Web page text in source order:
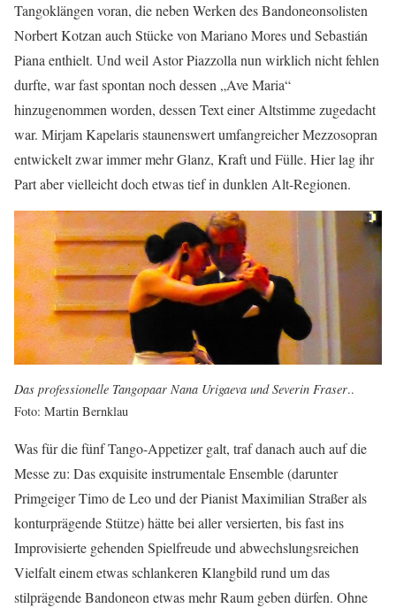
Tangoklängen voran, die neben Werken des Bandoneonsolisten
Norbert Kotzan auch Stücke von Mariano Mores und Sebastián
Piana enthielt. Und weil Astor Piazzolla nun wirklich nicht fehlen
durfte, war fast spontan noch dessen „Ave Maria“
hinzugenommen worden, dessen Text einer Altstimme zugedacht
war. Mirjam Kapelaris staunenswert umfangreicher Mezzosopran
entwickelt zwar immer mehr Glanz, Kraft und Fülle. Hier lag ihr
Part aber vielleicht doch etwas tief in dunklen Alt-Regionen.
Das professionelle Tangopaar Nana Urigaeva und Severin Fraser..
Foto: Martin Bernklau
Was für die fünf Tango-Appetizer galt, traf danach auch auf die
Messe zu: Das exquisite instrumentale Ensemble (darunter
Primgeiger Timo de Leo und der Pianist Maximilian Straßer als
konturprägende Stütze) hätte bei aller versierten, bis fast ins
Improvisierte gehenden Spielfreude und abwechslungsreichen
Vielfalt einem etwas schlankeren Klangbild rund um das
stilprägende Bandoneon etwas mehr Raum geben dürfen. Ohne